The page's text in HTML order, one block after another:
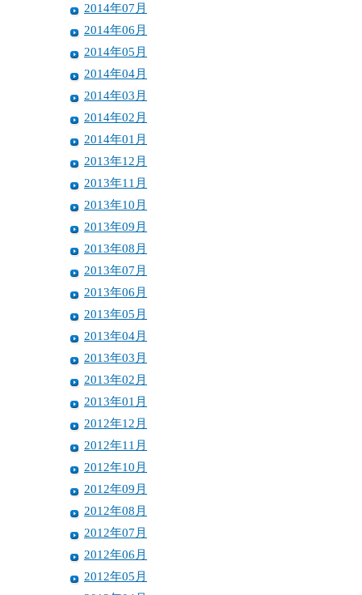
2014年07月
2014年06月
2014年05月
2014年04月
2014年03月
2014年02月
2014年01月
2013年12月
2013年11月
2013年10月
2013年09月
2013年08月
2013年07月
2013年06月
2013年05月
2013年04月
2013年03月
2013年02月
2013年01月
2012年12月
2012年11月
2012年10月
2012年09月
2012年08月
2012年07月
2012年06月
2012年05月